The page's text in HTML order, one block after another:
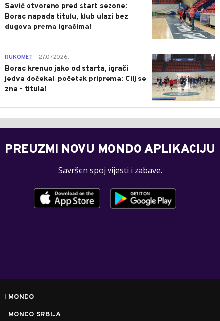
Savić otvoreno pred start sezone:
Borac napada titulu, klub ulazi bez
dugova prema igračima!
0
RUKOMET 27.07.2026.
Borac krenuo jako od starta, igrači
jedva dočekali početak priprema: Cilj se
zna - titula!
PREUZMI NOVU MONDO APLIKACIJU
Savršen spoj vijesti i zabave.
MONDO
MONDO SRBIJA